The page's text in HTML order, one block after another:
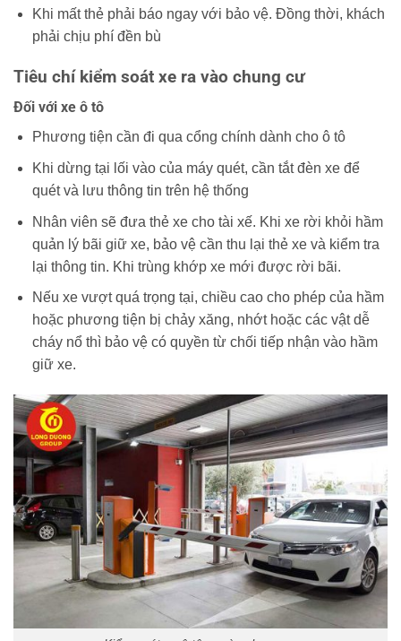
Khi mất thẻ phải báo ngay với bảo vệ. Đồng thời, khách
phải chịu phí đền bù
Tiêu chí kiểm soát xe ra vào chung cư
Đối với xe ô tô
Phương tiện cần đi qua cổng chính dành cho ô tô
Khi dừng tại lối vào của máy quét, cần tắt đèn xe để
quét và lưu thông tin trên hệ thống
Nhân viên sẽ đưa thẻ xe cho tài xế. Khi xe rời khỏi hầm
quản lý bãi giữ xe, bảo vệ cần thu lại thẻ xe và kiểm tra
lại thông tin. Khi trùng khớp xe mới được rời bãi.
Nếu xe vượt quá trọng tại, chiều cao cho phép của hầm
hoặc phương tiện bị chảy xăng, nhớt hoặc các vật dễ
cháy nổ thì bảo vệ có quyền từ chối tiếp nhận vào hầm
giữ xe.